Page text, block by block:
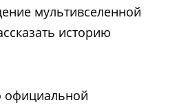
мультивселенной
историю
официальной